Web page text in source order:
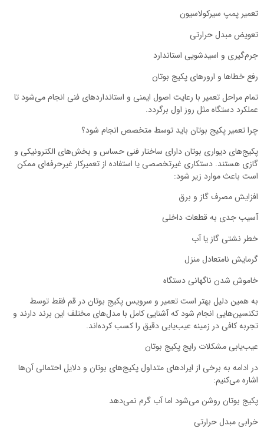
تعمیر پمپ سیرکولاسیون
تعویض مبدل حرارتی
جرم‌گیری و اسیدشویی استاندارد
رفع خطاها و ارورهای پکیج بوتان
تمام مراحل تعمیر با رعایت اصول ایمنی و استانداردهای فنی انجام می‌شود تا
عملکرد دستگاه مثل روز اول برگردد.
چرا تعمیر پکیج بوتان باید توسط متخصص انجام شود؟
پکیج‌های دیواری بوتان دارای ساختار فنی حساس و بخش‌های الکترونیکی و
گازی هستند. دستکاری غیرتخصصی یا استفاده از تعمیرکار غیرحرفه‌ای ممکن
است باعث موارد زیر شود:
افزایش مصرف گاز و برق
آسیب جدی به قطعات داخلی
خطر نشتی گاز یا آب
گرمایش نامتعادل منزل
خاموش شدن ناگهانی دستگاه
به همین دلیل بهتر است تعمیر و سرویس پکیج بوتان در قم فقط توسط
تکنسین‌هایی انجام شود که آشنایی کامل با مدل‌های مختلف این برند دارند و
تجربه کافی در زمینه عیب‌یابی دقیق را کسب کرده‌اند.
عیب‌یابی مشکلات رایج پکیج بوتان
در ادامه به برخی از ایرادهای متداول پکیج‌های بوتان و دلایل احتمالی آن‌ها
اشاره می‌کنیم:
پکیج بوتان روشن می‌شود اما آب گرم نمی‌دهد
خرابی مبدل حرارتی